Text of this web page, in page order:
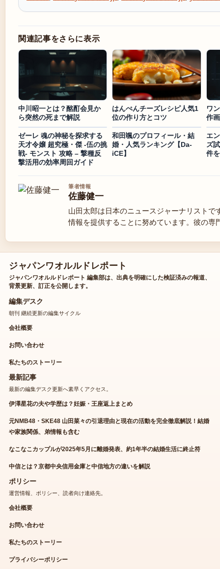
関連記事をさらに表示
中川昭一とは？酩酊会見か
ら突然の死まで解説
はんぺんチーズレシピ人気1
位の作り方とコツ
ワ
作
ゼーレ 魂の神秘を探求する
天才令嬢 超究極・傑 -伍の挑
戦- モンスト 攻略 – 撃種反
撃活用の効率周回ガイド
和田颯のプロフィール・結
婚・人気ランキング【Da-
iCE】
エ
ズ
件
筆者情報
佐藤健一
山田太郎は日本のニュースジャーナリスト
情報を提供することに努めています。彼の専
ジャパンワオルルドレポート
ジャパンワオルルドレポート 編集部は、出典を明確にした検証済みの報道、
背景更新、訂正を公開します。
編集デスク
朝刊 継続更新の編集サイクル
会社概要
お問い合わせ
私たちのストーリー
最新記事
最新の編集デスク更新へ素早くアクセス。
伊澤星花の夫や学歴は？妊娠・王座返上まとめ
元NMB48・SKE48 山田菜々の引退理由と現在の活動を完全徹底解説！結婚
や家族関係、弟情報も含む
なこなこカップルが2025年5月に離婚発表、約1年半の結婚生活に終止符
中信とは？京都中央信用金庫と中信地方の違いを解説
ポリシー
運営情報、ポリシー、読者向け連絡先。
会社概要
お問い合わせ
私たちのストーリー
プライバシーポリシー